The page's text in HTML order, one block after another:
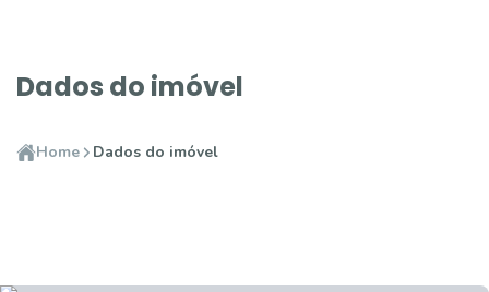
Dados do imóvel
Home Dados do imóvel